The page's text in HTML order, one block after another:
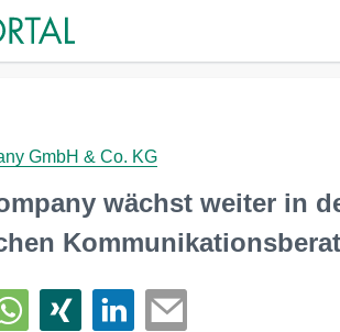
GmbH & Co. KG
wächst weiter in